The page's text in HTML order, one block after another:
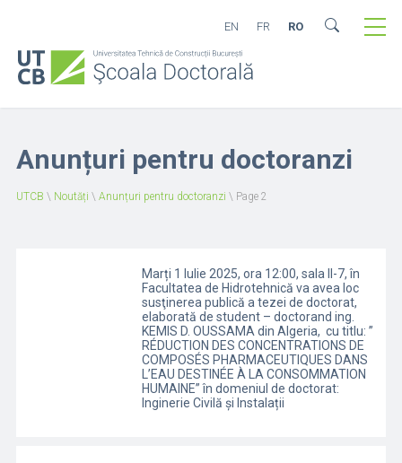
EN FR RO
Anunțuri pentru doctoranzi
UTCB \ Noutăți \ Anunțuri pentru doctoranzi \ Page 2
Marți 1 Iulie 2025, ora 12:00, sala II-7, în
Facultatea de Hidrotehnică va avea loc
susţinerea publică a tezei de doctorat,
elaborată de student – doctorand ing.
KEMIS D. OUSSAMA din Algeria, cu titlu: ”
RÉDUCTION DES CONCENTRATIONS DE
COMPOSÉS PHARMACEUTIQUES DANS
L’EAU DESTINÉE À LA CONSOMMATION
HUMAINE” în domeniul de doctorat:
Inginerie Civilă și Instalații